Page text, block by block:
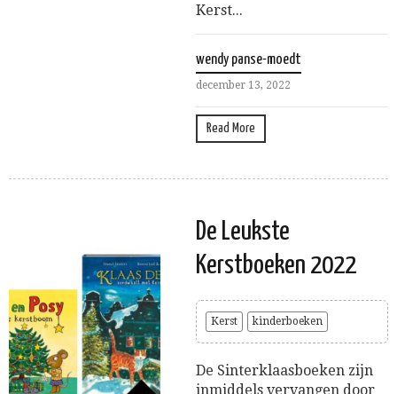
Kerst...
wendy panse-moedt
december 13, 2022
Read More
De Leukste
Kerstboeken 2022
Kerst kinderboeken
De Sinterklaasboeken zijn
inmiddels vervangen door